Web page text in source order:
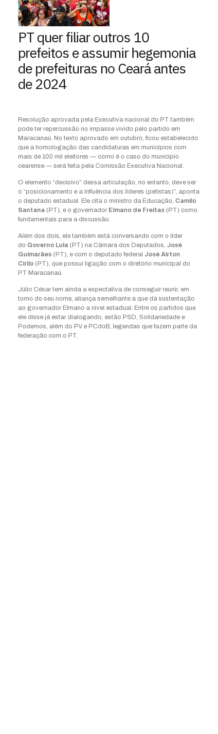
PT quer filiar outros 10
prefeitos e assumir hegemonia
de prefeituras no Ceará antes
de 2024
Resolução aprovada pela Executiva nacional do PT também
pode ter repercussão no impasse vivido pelo partido em
Maracanaú. No texto aprovado em outubro, ficou estabelecido
que a homologação das candidaturas em municípios com
mais de 100 mil eleitores — como é o caso do município
cearense — será feita pela Comissão Executiva Nacional.
O elemento “decisivo” dessa articulação, no entanto, deve ser
o “posicionamento e a influência dos líderes (petistas)”, aponta
o deputado estadual. Ele cita o ministro da Educação, Camilo
Santana(PT), e o governador Elmano de Freitas(PT) como
fundamentais para a discussão.
Além dos dois, ele também está conversando com o líder
do Governo Lula (PT) na Câmara dos Deputados, José
Guimarães(PT), e com o deputado federal José Airton
Cirilo(PT), que possui ligação com o diretório municipal do
PT Maracanaú.
Júlio César tem ainda a expectativa de conseguir reunir, em
torno do seu nome, aliança semelhante a que dá sustentação
ao governador Elmano a nível estadual. Entre os partidos que
ele disse já estar dialogando, estão PSD, Solidariedade e
Podemos, além do PV e PCdoB, legendas que fazem parte da
federação com o PT.